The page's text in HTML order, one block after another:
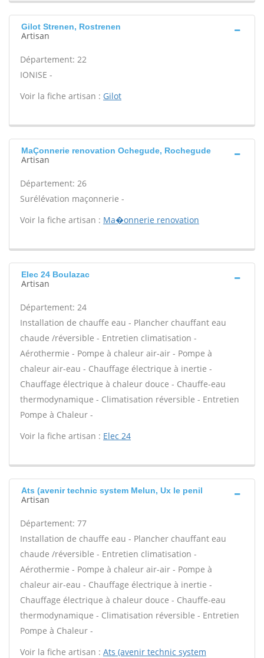
Gilot Strenen, Rostrenen
Artisan
Département: 22
IONISE -
Voir la fiche artisan : Gilot
MaÇonnerie renovation Ochegude, Rochegude
Artisan
Département: 26
Surélévation maçonnerie -
Voir la fiche artisan : Ma�onnerie renovation
Elec 24 Boulazac
Artisan
Département: 24
Installation de chauffe eau - Plancher chauffant eau
chaude /réversible - Entretien climatisation -
Aérothermie - Pompe à chaleur air-air - Pompe à
chaleur air-eau - Chauffage électrique à inertie -
Chauffage électrique à chaleur douce - Chauffe-eau
thermodynamique - Climatisation réversible - Entretien
Pompe à Chaleur -
Voir la fiche artisan : Elec 24
Ats (avenir technic system Melun, Ux le penil
Artisan
Département: 77
Installation de chauffe eau - Plancher chauffant eau
chaude /réversible - Entretien climatisation -
Aérothermie - Pompe à chaleur air-air - Pompe à
chaleur air-eau - Chauffage électrique à inertie -
Chauffage électrique à chaleur douce - Chauffe-eau
thermodynamique - Climatisation réversible - Entretien
Pompe à Chaleur -
Voir la fiche artisan : Ats (avenir technic system